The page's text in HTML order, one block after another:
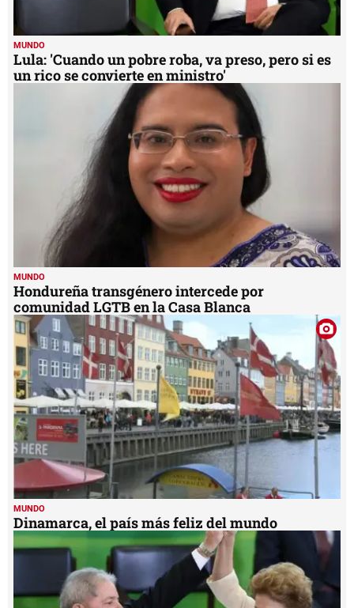
MUNDO
Lula: 'Cuando un pobre roba, va preso, pero si es
un rico se convierte en ministro'
MUNDO
Hondureña transgénero intercede por
comunidad LGTB en la Casa Blanca
MUNDO
Dinamarca, el país más feliz del mundo